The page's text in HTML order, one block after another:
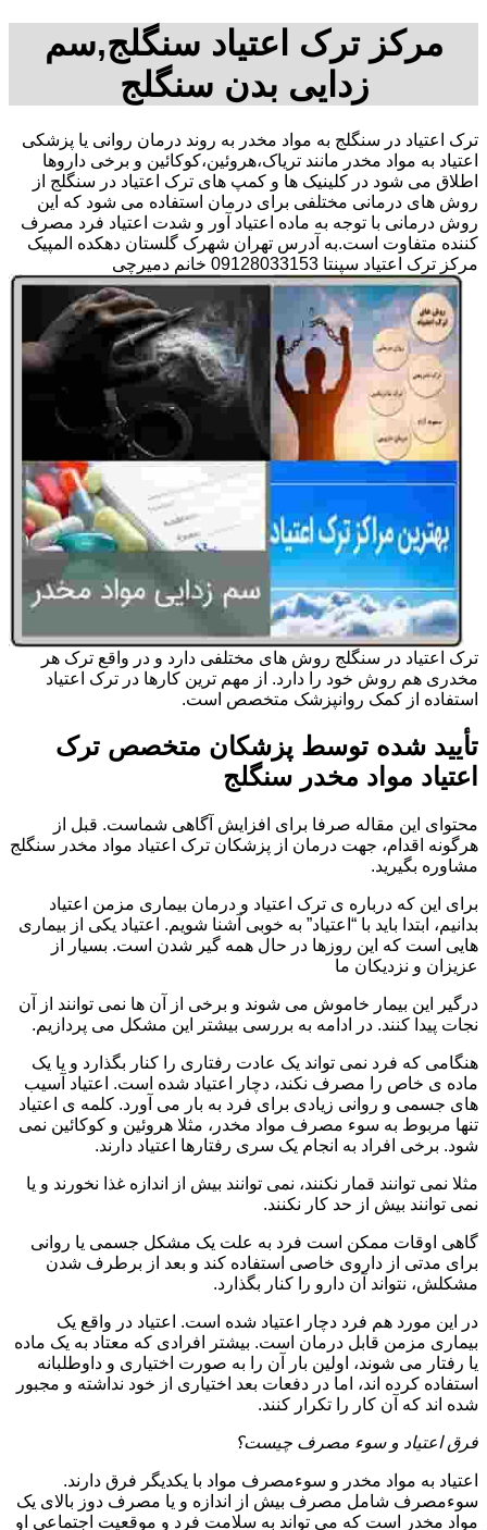
مرکز ترک اعتیاد سنگلج,سم
زدایی بدن سنگلج
ترک اعتیاد در سنگلج به مواد مخدر به روند درمان روانی یا پزشکی
اعتیاد به مواد مخدر مانند تریاک،هروئین،کوکائین و برخی داروها
اطلاق می شود در کلینیک ها و کمپ های ترک اعتیاد در سنگلج از
روش های درمانی مختلفی برای درمان استفاده می شود که این
روش درمانی با توجه به ماده اعتیاد آور و شدت اعتیاد فرد مصرف
کننده متفاوت است.به آدرس تهران شهرک گلستان دهکده المپیک
مرکز ترک اعتیاد سپنتا 09128033153 خانم دمیرچی
ترک اعتیاد در سنگلج روش های مختلفی دارد و در واقع ترک هر
مخدری هم روش خود را دارد. از مهم ترین کارها در ترک اعتیاد
استفاده از کمک روانپزشک متخصص است.
تأیید شده توسط پزشکان متخصص ترک
اعتیاد مواد مخدر سنگلج
محتوای این مقاله صرفا برای افزایش آگاهی شماست. قبل از
هرگونه اقدام، جهت درمان از پزشکان ترک اعتیاد مواد مخدر سنگلج
مشاوره بگیرید.
برای این که درباره ی ترک اعتیاد و درمان بیماری مزمن اعتیاد
بدانیم، ابتدا باید با “اعتیاد” به خوبی آشنا شویم. اعتیاد یکی از بیماری
هایی است که این روزها در حال همه گیر شدن است. بسیار از
عزیزان و نزدیکان ما
درگیر این بیمار خاموش می شوند و برخی از آن ها نمی توانند از آن
نجات پیدا کنند. در ادامه به بررسی بیشتر این مشکل می پردازیم.
هنگامی که فرد نمی تواند یک عادت رفتاری را کنار بگذارد و یا یک
ماده ی خاص را مصرف نکند، دچار اعتیاد شده است. اعتیاد آسیب
های جسمی و روانی زیادی برای فرد به بار می آورد. کلمه ی اعتیاد
تنها مربوط به سوء مصرف مواد مخدر، مثلا هروئین و کوکائین نمی
شود. برخی افراد به انجام یک سری رفتارها اعتیاد دارند.
مثلا نمی توانند قمار نکنند، نمی توانند بیش از اندازه غذا نخورند و یا
نمی توانند بیش از حد کار نکنند.
گاهی اوقات ممکن است فرد به علت یک مشکل جسمی یا روانی
برای مدتی از داروی خاصی استفاده کند و بعد از برطرف شدن
مشکلش، نتواند آن دارو را کنار بگذارد.
در این مورد هم فرد دچار اعتیاد شده است. اعتیاد در واقع یک
بیماری مزمن قابل درمان است. بیشتر افرادی که معتاد به یک ماده
یا رفتار می شوند، اولین بار آن را به صورت اختیاری و داوطلبانه
استفاده کرده اند، اما در دفعات بعد اختیاری از خود نداشته و مجبور
شده اند که آن کار را تکرار کنند.
فرق اعتیاد و سوء مصرف چیست؟
اعتیاد به مواد مخدر و سوءمصرف مواد با یکدیگر فرق دارند.
سوءمصرف شامل مصرف بیش از اندازه و یا مصرف دوز بالای یک
مواد مخدر است که می تواند به سلامت فرد و موقعیت اجتماعی او